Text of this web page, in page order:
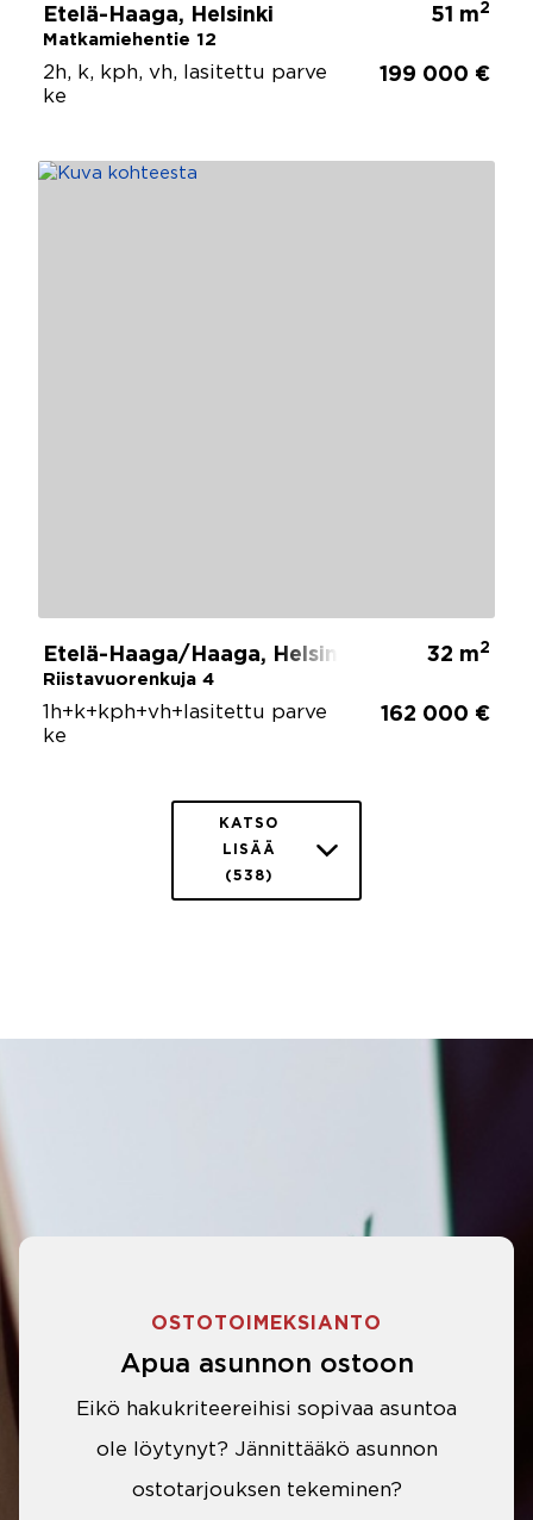
Etelä-Haaga, Helsinki
Matkamiehentie 12
51 m2
2h, k, kph, vh, lasitettu parve
ke
199 000 €
Etelä-Haaga/Haaga, Helsinki
Riistavuorenkuja 4
32 m2
1h+k+kph+vh+lasitettu parve
ke
162 000 €
KATSO
LISÄÄ
(538)
OSTOTOIMEKSIANTO
Apua asunnon ostoon
Eikö hakukriteereihisi sopivaa asuntoa
ole löytynyt? Jännittääkö asunnon
ostotarjouksen tekeminen?